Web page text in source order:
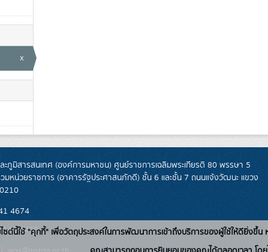
x
ภูมิสารสนเทศ (องค์การมหาชน) ศูนย์ราชการเฉลิมพระเกียรติ 80 พรรษา 5
หน่วยราชการ (อาคารรัฐประศาสนภักดี) ชั้น 6 และชั้น 7 ถนนแจ้งวัฒนะ แขวง
4674
4468
ไซต์นี้ใช้ "คุกกี้" เพื่อวัตถุประสงค์ในการพัฒนาการเข้าถึงบริการของผู้ใช้ให้ดียิ่งขึ้